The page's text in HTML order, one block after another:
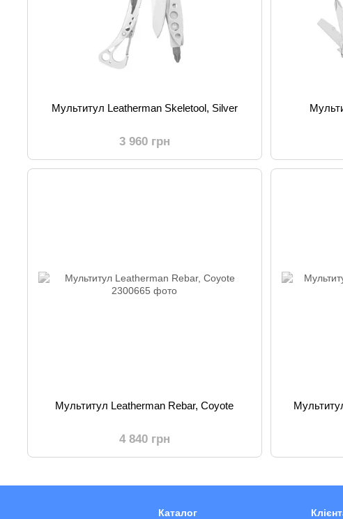
Мультитул Leatherman Skeletool, Silver
3 960 грн
Мультитул Leatherman Rebar, Coyote
4 840 грн
Каталог